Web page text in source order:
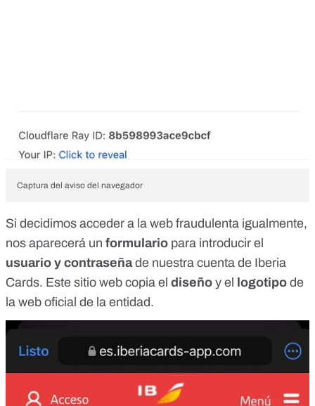
Captura del aviso del navegador
Si decidimos acceder a la web fraudulenta igualmente,
nos aparecerá un formulario para introducir el
usuario y contraseñade nuestra cuenta de Iberia
Cards. Este sitio web copia el diseño y el logotipo de
la web oficial de la entidad.